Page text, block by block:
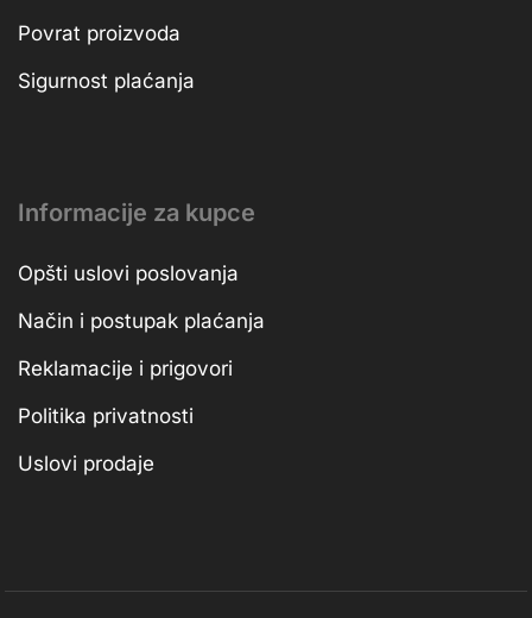
Povrat proizvoda
Sigurnost plaćanja
Informacije za kupce
Opšti uslovi poslovanja
Način i postupak plaćanja
Reklamacije i prigovori
Politika privatnosti
Uslovi prodaje